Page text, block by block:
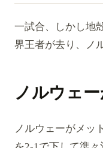
一試合、しかし地
界王者が去り、ノ
ノルウェ
ノルウェーがメッ